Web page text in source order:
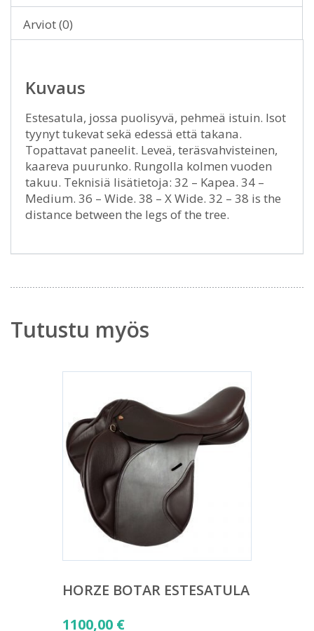
Arviot (0)
Kuvaus
Estesatula, jossa puolisyvä, pehmeä istuin. Isot
tyynyt tukevat sekä edessä että takana.
Topattavat paneelit. Leveä, teräsvahvisteinen,
kaareva puurunko. Rungolla kolmen vuoden
takuu. Teknisiä lisätietoja: 32 – Kapea. 34 –
Medium. 36 – Wide. 38 – X Wide. 32 – 38 is the
distance between the legs of the tree.
Tutustu myös
HORZE BOTAR ESTESATULA
1100,00 €